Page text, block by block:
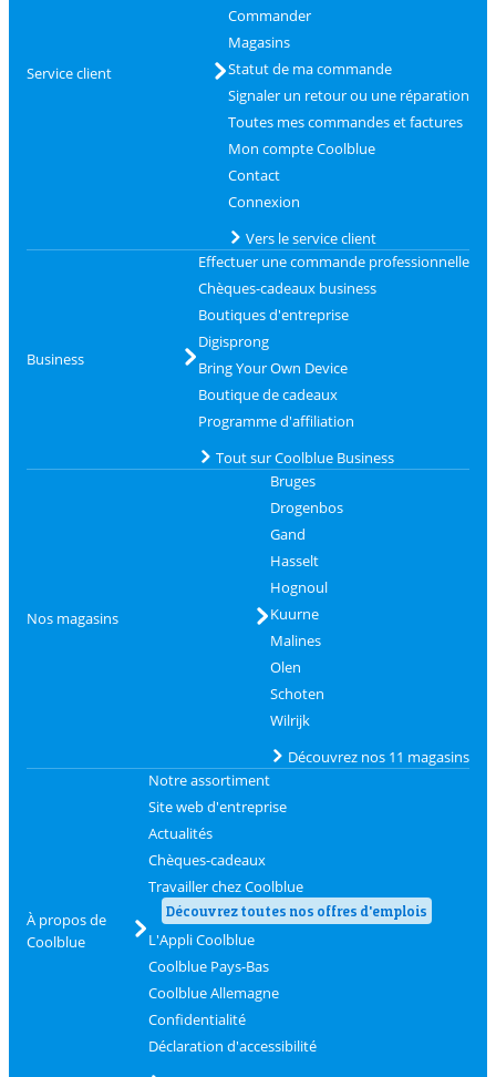
Service client
Commander
Magasins
Statut de ma commande
Signaler un retour ou une réparation
Toutes mes commandes et factures
Mon compte Coolblue
Contact
Connexion
Vers le service client
Business
Effectuer une commande professionnelle
Chèques-cadeaux business
Boutiques d'entreprise
Digisprong
Bring Your Own Device
Boutique de cadeaux
Programme d'affiliation
Tout sur Coolblue Business
Nos magasins
Bruges
Drogenbos
Gand
Hasselt
Hognoul
Kuurne
Malines
Olen
Schoten
Wilrijk
Découvrez nos 11 magasins
À propos de
Coolblue
Notre assortiment
Site web d'entreprise
Actualités
Chèques-cadeaux
Travailler chez Coolblue
Découvrez toutes nos offres d'emplois
L'Appli Coolblue
Coolblue Pays-Bas
Coolblue Allemagne
Confidentialité
Déclaration d'accessibilité